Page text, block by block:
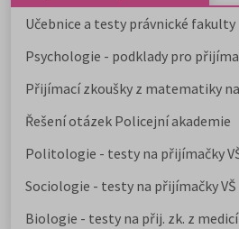
Učebnice a testy právnické fakulty
Psychologie - podklady pro
Přijímací zkoušky z matematiky na
Řešení otázek Policejní akademie
Politologie - testy na přijímačky
Sociologie - testy na přijímačky VŠ
Biologie - testy na přij. zk. z